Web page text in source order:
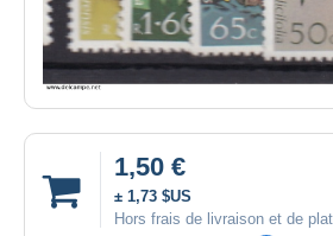
1,50 €
± 1,73 $US
Hors frais de livraison et de